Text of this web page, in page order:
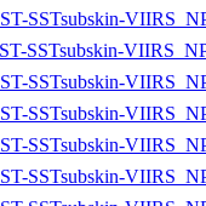
SSTsubskin-
SSTsubskin-
SSTsubskin-
SSTsubskin-
SSTsubskin-
SSTsubskin-